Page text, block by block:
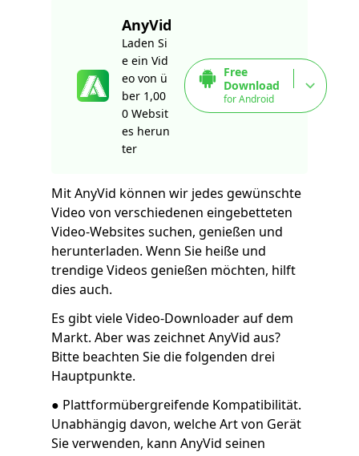
AnyVid
Laden Si
e ein Vid
eo von ü
ber 1,00
0 Websit
es herun
ter
Free
Download
for Android
Mit AnyVid können wir jedes gewünschte
Video von verschiedenen eingebetteten
Video-Websites suchen, genießen und
herunterladen. Wenn Sie heiße und
trendige Videos genießen möchten, hilft
dies auch.
Es gibt viele Video-Downloader auf dem
Markt. Aber was zeichnet AnyVid aus?
Bitte beachten Sie die folgenden drei
Hauptpunkte.
● Plattformübergreifende Kompatibilität.
Unabhängig davon, welche Art von Gerät
Sie verwenden, kann AnyVid seinen